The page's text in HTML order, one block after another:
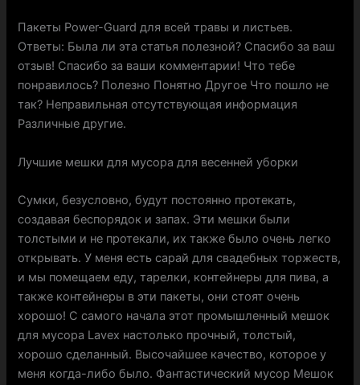
Пакеты Power-Guard для всей травы и листьев.
Ответы: Была ли эта статья полезной? Спасибо за ваш
отзыв! Спасибо за ваши комментарии! Что тебе
понравилось? Полезно Понятно Другое Что пошло не
так? Неправильная отсутствующая информация
Различные другие.
Лучшие мешки для мусора для весенней уборки
Сумки, безусловно, будут постоянно протекать,
создавая беспорядок и запах. Эти мешки были
толстыми и не протекали, их также было очень легко
открывать. У меня есть сарай для свадебных торжеств,
и мы помещаем еду, тарелки, контейнеры для пива, а
также контейнеры в эти пакеты, они стоят очень
хорошо! С самого начала этот промышленный мешок
для мусора Lavex настолько прочный, толстый,
хорошо сделанный. Высочайшее качество, которое у
меня когда-либо было. Фантастический мусор Мешок